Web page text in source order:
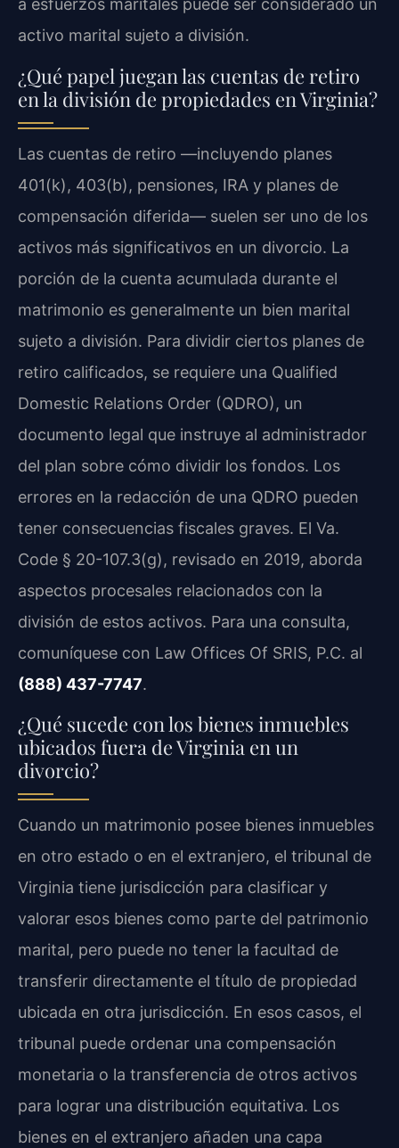
a esfuerzos maritales puede ser considerado un
activo marital sujeto a división.
¿Qué papel juegan las cuentas de retiro
en la división de propiedades en Virginia?
Las cuentas de retiro —incluyendo planes
401(k), 403(b), pensiones, IRA y planes de
compensación diferida— suelen ser uno de los
activos más significativos en un divorcio. La
porción de la cuenta acumulada durante el
matrimonio es generalmente un bien marital
sujeto a división. Para dividir ciertos planes de
retiro calificados, se requiere una Qualified
Domestic Relations Order (QDRO), un
documento legal que instruye al administrador
del plan sobre cómo dividir los fondos. Los
errores en la redacción de una QDRO pueden
tener consecuencias fiscales graves. El Va.
Code § 20-107.3(g), revisado en 2019, aborda
aspectos procesales relacionados con la
división de estos activos. Para una consulta,
comuníquese con Law Offices Of SRIS, P.C. al
(888) 437-7747.
¿Qué sucede con los bienes inmuebles
ubicados fuera de Virginia en un
divorcio?
Cuando un matrimonio posee bienes inmuebles
en otro estado o en el extranjero, el tribunal de
Virginia tiene jurisdicción para clasificar y
valorar esos bienes como parte del patrimonio
marital, pero puede no tener la facultad de
transferir directamente el título de propiedad
ubicada en otra jurisdicción. En esos casos, el
tribunal puede ordenar una compensación
monetaria o la transferencia de otros activos
para lograr una distribución equitativa. Los
bienes en el extranjero añaden una capa